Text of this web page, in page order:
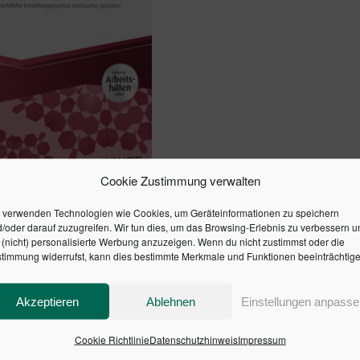
Cookie Zustimmung verwalten
verwenden Technologien wie Cookies, um Geräteinformationen zu speichern
oder darauf zuzugreifen. Wir tun dies, um das Browsing-Erlebnis zu verbessern
personalisierte Werbung anzuzeigen. Wenn du nicht zustimmst oder die
widerrufst, kann dies bestimmte Merkmale und Funktionen
Akzeptieren Ablehnen Einstellungen
Cookie RichtlinieDatenschutzhinweisImpressum
IM
DIENST – INKL.
ONLINE
Warenkorb